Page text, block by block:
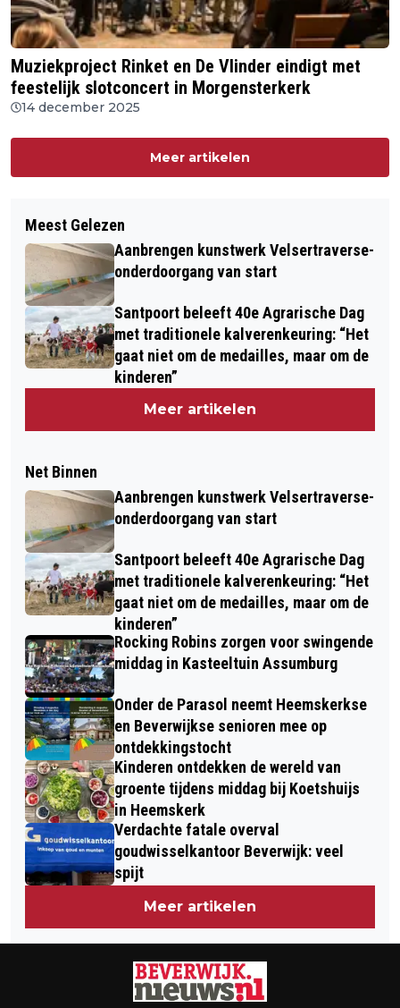
Muziekproject Rinket en De Vlinder eindigt met
feestelijk slotconcert in Morgensterkerk
14 december 2025
Meer artikelen
Meest Gelezen
Aanbrengen kunstwerk Velsertraverse-
onderdoorgang van start
Santpoort beleeft 40e Agrarische Dag
met traditionele kalverenkeuring: “Het
gaat niet om de medailles, maar om de
kinderen”
Meer artikelen
Net Binnen
Aanbrengen kunstwerk Velsertraverse-
onderdoorgang van start
Santpoort beleeft 40e Agrarische Dag
met traditionele kalverenkeuring: “Het
gaat niet om de medailles, maar om de
kinderen”
Rocking Robins zorgen voor swingende
middag in Kasteeltuin Assumburg
Onder de Parasol neemt Heemskerkse
en Beverwijkse senioren mee op
ontdekkingstocht
Kinderen ontdekken de wereld van
groente tijdens middag bij Koetshuijs
in Heemskerk
Verdachte fatale overval
goudwisselkantoor Beverwijk: veel
spijt
Meer artikelen